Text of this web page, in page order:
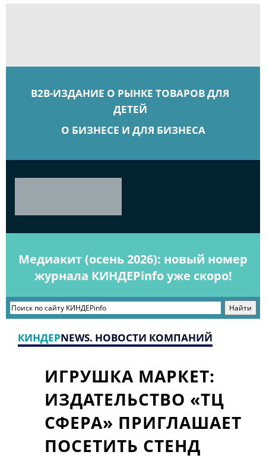
B2B-ИЗДАНИЕ О РЫНКЕ ТОВАРОВ ДЛЯ
ДЕТЕЙ
О БИЗНЕСЕ И ДЛЯ БИЗНЕСА
Медиакит (осень 2026): новый номер
журнала КИНДЕРinfo уже скоро!
КИНДЕРNEWS. НОВОСТИ КОМПАНИЙ
ИГРУШКА МАРКЕТ:
ИЗДАТЕЛЬСТВО «ТЦ
СФЕРА» ПРИГЛАШАЕТ
ПОСЕТИТЬ СТЕНД